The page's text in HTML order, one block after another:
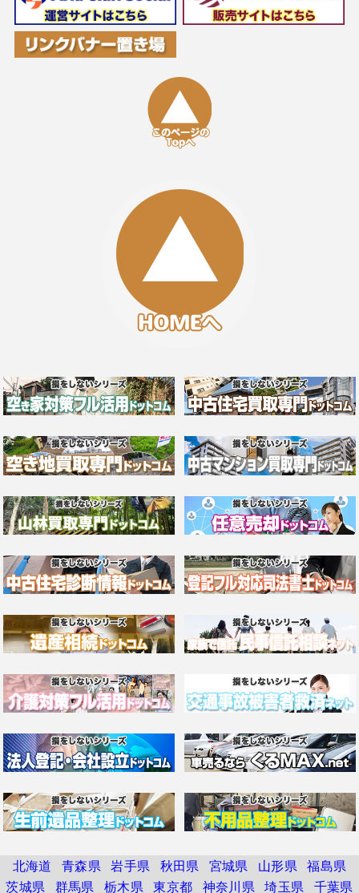
北海道 青森県 岩手県 秋田県 宮城県 山形県 福島県
茨城県 群馬県 栃木県 東京都 神奈川県 埼玉県 千葉県